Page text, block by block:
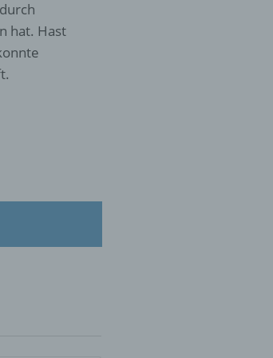
hat. Hast